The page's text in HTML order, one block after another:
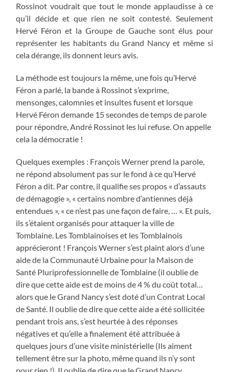
Rossinot voudrait que tout le monde applaudisse à ce
qu’il décide et que rien ne soit contesté. Seulement
Hervé Féron et la Groupe de Gauche sont élus pour
représenter les habitants du Grand Nancy et même si
cela dérange, ils donnent leurs avis.
La méthode est toujours la même, une fois qu’Hervé
Féron a parlé, la bande à Rossinot s’exprime,
mensonges, calomnies et insultes fusent et lorsque
Hervé Féron demande 15 secondes de temps de parole
pour répondre, André Rossinot les lui refuse. On appelle
cela la démocratie !
Quelques exemples : François Werner prend la parole,
ne répond absolument pas sur le fond à ce qu’Hervé
Féron a dit. Par contre, il qualifie ses propos « d’assauts
de démagogie », « certains nombre d’antiennes déjà
entendues », « ce n’est pas une façon de faire, … ». Et puis,
ils s’étaient organisés pour attaquer la ville de
Tomblaine. Les Tomblainoises et les Tomblainois
apprécieront ! François Werner s’est plaint alors d’une
aide de la Communauté Urbaine pour la Maison de
Santé Pluriprofessionnelle de Tomblaine (il oublie de
dire que cette aide est de moins de 4 % du coût total…
alors que le Grand Nancy s’est doté d’un Contrat Local
de Santé. Il oublie de dire que cette aide a été sollicitée
pendant trois ans, s’est heurtée à des réponses
négatives et qu’elle a finalement été attribuée à
quelques jours d’une visite ministérielle (Ils aiment
tellement être sur la photo, même quand ils n’y sont
pour rien !). Il oublie de dire que le Grand Nancy